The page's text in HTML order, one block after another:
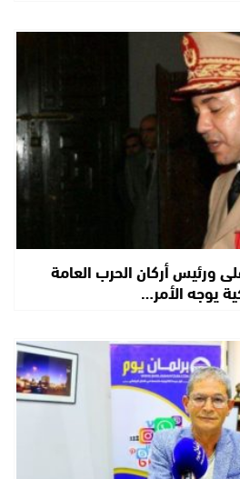
ورئيس أركان الحرب العامة
يوجه الأمر…